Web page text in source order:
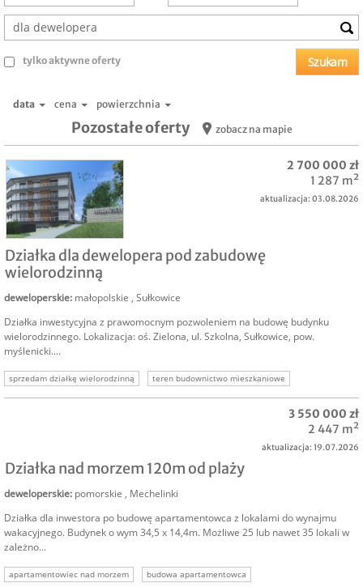
tylko aktywne oferty
data cena powierzchnia
Pozostałe oferty zobacz na mapie
Działka dla dewelopera pod zabudowę
wielorodzinną
deweloperskie: małopolskie , Sułkowice
Działka inwestycyjna z prawomocnym pozwoleniem na budowę budynku
wielorodzinnego. Lokalizacja: oś. Zielona, ul. Szkolna, Sułkowice, pow.
myślenicki....
sprzedam działkę wielorodzinną
teren budownictwo mieszkaniowe
działka dewelopreska
grunt deweloperski
osiedle mieszkaniowe
2 700 000 zł
1 287 m²
aktualizacja: 03.08.2026
Działka nad morzem 120m od plaży
deweloperskie: pomorskie , Mechelinki
Działka dla inwestora po budowę apartamentowca z lokalami do wynajmu
wakacyjnego. Budynek o wym 34,5 x 14,4m. Możliwe 25 lub nawet 35 lokali w
zależno...
apartamentowiec nad morzem
budowa apartamentowca
3 550 000 zł
2 447 m²
aktualizacja: 19.07.2026